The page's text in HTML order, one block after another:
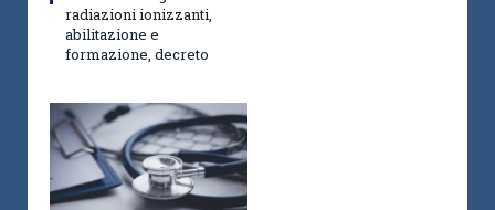
radiazioni ionizzanti,
abilitazione e
formazione, decreto